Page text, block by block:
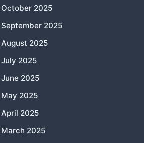
October 2025
September 2025
August 2025
July 2025
June 2025
May 2025
April 2025
March 2025